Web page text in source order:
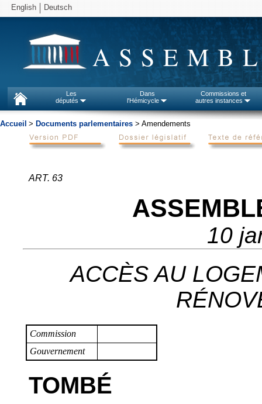
English Deutsch
Les
députés
Dans
l'Hémicycle
Commissions et
autres instances
Accueil > Documents parlementaires > Amendements
ART. 63
10
ACCÈS AU
Commission
Gouvernement
TOMBÉ